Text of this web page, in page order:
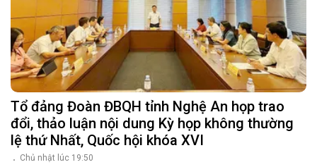
Tổ đảng Đoàn ĐBQH tỉnh Nghệ An họp trao
đổi, thảo luận nội dung Kỳ họp không thường
lệ thứ Nhất, Quốc hội khóa XVI
Chủ nhật lúc 19:50